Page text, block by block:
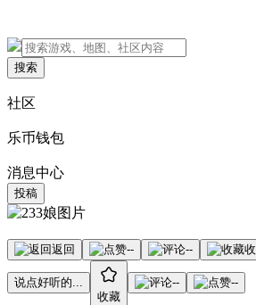
搜索
社区
乐币钱包
消息中心
投稿
返回 -- --
说点好听的...
收藏
-- --